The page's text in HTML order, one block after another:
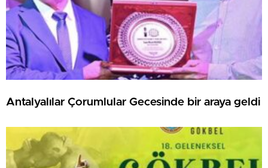
Antalyalılar Çorumlular Gecesinde bir araya geldi